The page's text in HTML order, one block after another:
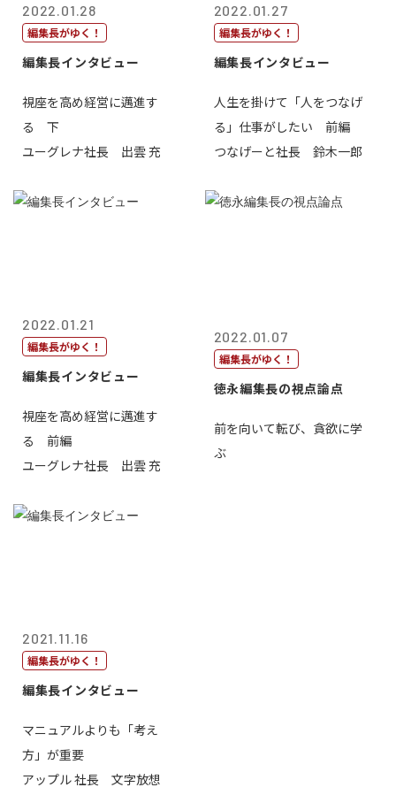
2022.01.28
編集長がゆく！
編集長インタビュー
視座を高め経営に邁進す
る 下
ユーグレナ社長 出雲 充
2022.01.27
編集長がゆく！
編集長インタビュー
人生を掛けて「人をつなげ
る」仕事がしたい 前編
つなげーと社長 鈴木一郎
2022.01.21
編集長がゆく！
編集長インタビュー
視座を高め経営に邁進す
る 前編
ユーグレナ社長 出雲 充
2022.01.07
編集長がゆく！
徳永編集長の視点論点
前を向いて転び、貪欲に学
ぶ
2021.11.16
編集長がゆく！
編集長インタビュー
マニュアルよりも「考え
方」が重要
アップル 社長 文字放想